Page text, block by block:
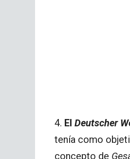
4. El Deutscher
tenía como
concepto de